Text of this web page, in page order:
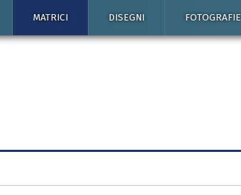
MATRICI DISEGNI FOTOGRAFIE